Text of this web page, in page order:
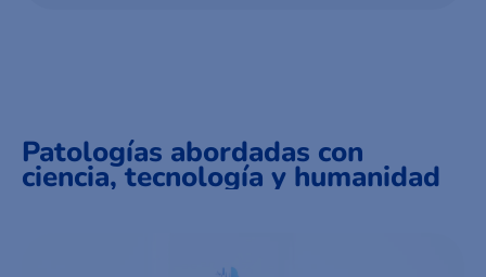
Patologías abordadas con
ciencia, tecnología y humanidad